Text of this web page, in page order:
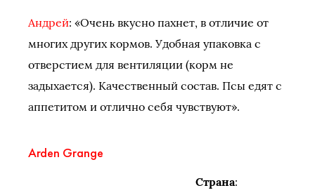
Андрей: «Очень вкусно пахнет, в отличие от
многих других кормов. Удобная упаковка с
отверстием для вентиляции (корм не
задыхается). Качественный состав. Псы едят с
аппетитом и отлично себя чувствуют».
Arden Grange
Страна: